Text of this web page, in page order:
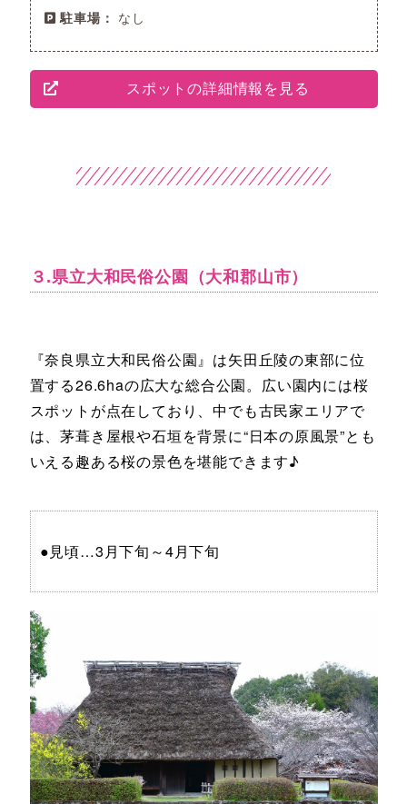
駐車場： なし
スポットの詳細情報を見る
３.県立大和民俗公園（大和郡山市）
『奈良県立大和民俗公園』は矢田丘陵の東部に位
置する26.6haの広大な総合公園。広い園内には桜
スポットが点在しており、中でも古民家エリアで
は、茅葺き屋根や石垣を背景に“日本の原風景”とも
いえる趣ある桜の景色を堪能できます♪
●見頃…3月下旬～4月下旬